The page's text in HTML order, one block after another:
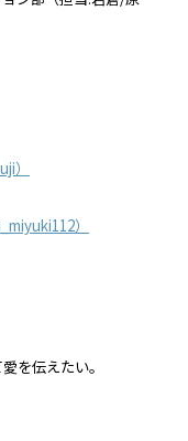
）
）
を伝えたい。